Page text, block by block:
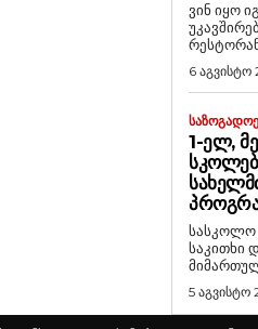
ვინ იყო
6 აგვისტო
1-ᲔᲚ,
სასკოლო
საკითხი
5 აგვისტო